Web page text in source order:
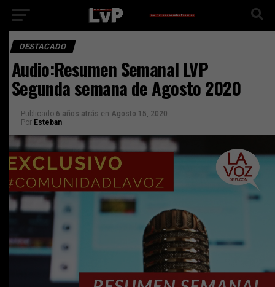
DESTACADO
Audio:Resumen Semanal LVP
Segunda semana de Agosto 2020
Publicado 6 años atrás en Agosto 15, 2020
Por Esteban